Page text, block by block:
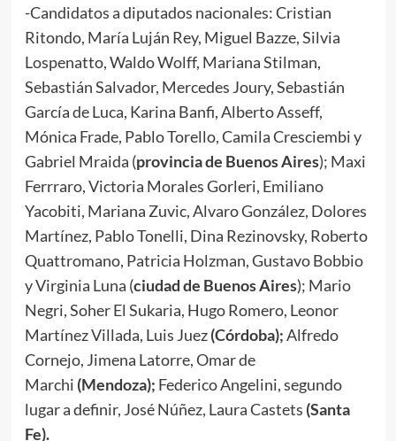
-Candidatos a diputados nacionales: Cristian
Ritondo, María Luján Rey, Miguel Bazze, Silvia
Lospenatto, Waldo Wolff, Mariana Stilman,
Sebastián Salvador, Mercedes Joury, Sebastián
García de Luca, Karina Banfi, Alberto Asseff,
Mónica Frade, Pablo Torello, Camila Cresciembi y
Gabriel Mraida (provincia de Buenos Aires); Maxi
Ferrraro, Victoria Morales Gorleri, Emiliano
Yacobiti, Mariana Zuvic, Alvaro González, Dolores
Martínez, Pablo Tonelli, Dina Rezinovsky, Roberto
Quattromano, Patricia Holzman, Gustavo Bobbio
y Virginia Luna (ciudad de Buenos Aires); Mario
Negri, Soher El Sukaria, Hugo Romero, Leonor
Martínez Villada, Luis Juez(Córdoba);Alfredo
Cornejo, Jimena Latorre, Omar de
Marchi (Mendoza); Federico Angelini, segundo
lugar a definir, José Núñez, Laura Castets (Santa
Fe).